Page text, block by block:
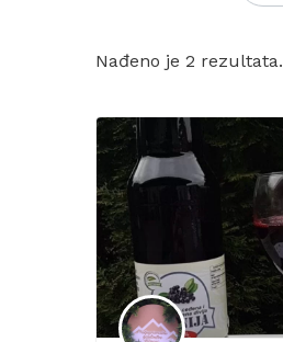
Nađeno je 2 rezultata.